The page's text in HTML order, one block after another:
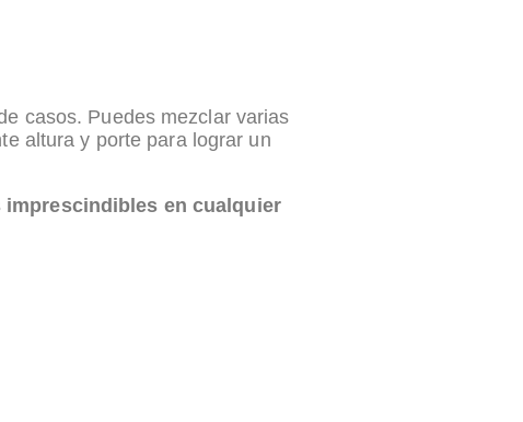
casos. Puedes mezclar varias
altura y porte para lograr un
imprescindibles en cualquier